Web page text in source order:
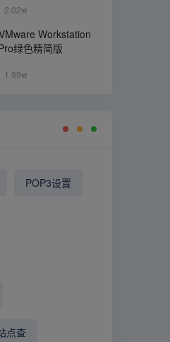
2.02w
Workstation
绿色精简版
1.99w
POP3设置
点查